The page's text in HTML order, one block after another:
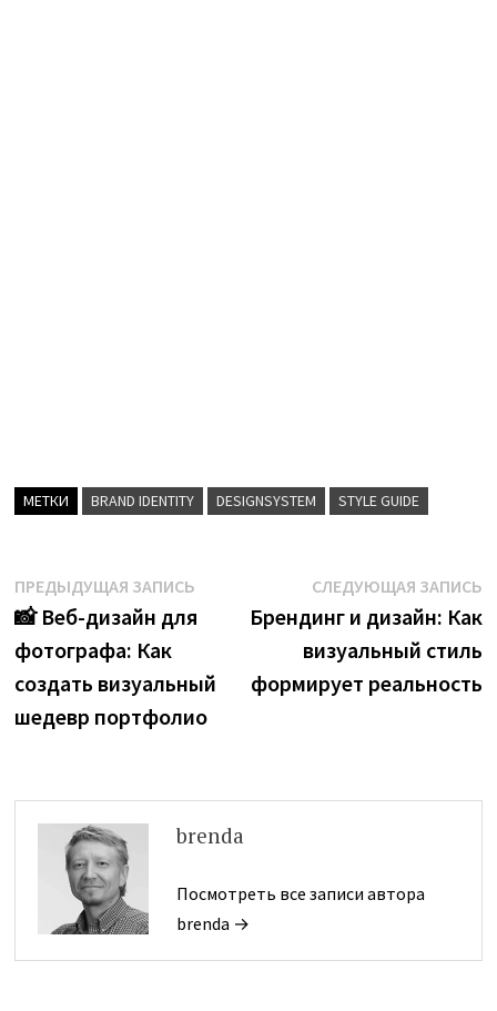
МЕТКИ BRAND IDENTITY DESIGNSYSTEM STYLE GUIDE
Навигация
по
записям
ПРЕДЫДУЩАЯ ЗАПИСЬ
запись:
📸 Веб-дизайн для
фотографа: Как
создать визуальный
шедевр портфолио
СЛЕДУЮЩАЯ ЗАПИСЬ
Брендинг и дизайн: Как
визуальный стиль
формирует реальность
brenda
Посмотреть все записи автора
brenda →